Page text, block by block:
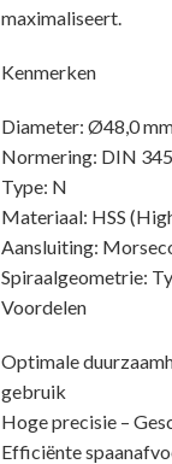
maximaliseert.
Kenmerken
Diameter: Ø48,0
Normering: DIN 345
Type: N
Materiaal: HSS
Aansluiting:
Spiraalgeometrie:
Voordelen
Optimale
gebruik
Hoge precisie –
Efficiënte